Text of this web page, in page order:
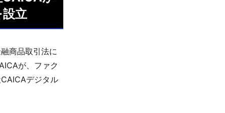
立
商品取引法に
が、ファク
デジタル